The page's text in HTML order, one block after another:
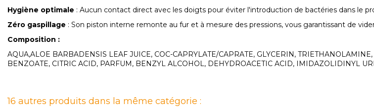
Hygiène optimale : Aucun contact direct avec les doigts pour éviter l'introduction de bactéries dans le
Zéro gaspillage : Son piston interne remonte au fur et à mesure des pressions, vous garantissant de
Composition :
AQUA,ALOE BARBADENSIS LEAF JUICE, COC-CAPRYLATE/CAPRATE, GLYCERIN,
BENZOATE, CITRIC ACID, PARFUM, BENZYL ALCOHOL, DEHYDROACETIC ACID, IMIDAZOLIDINYL
16 autres produits dans la même catégorie :